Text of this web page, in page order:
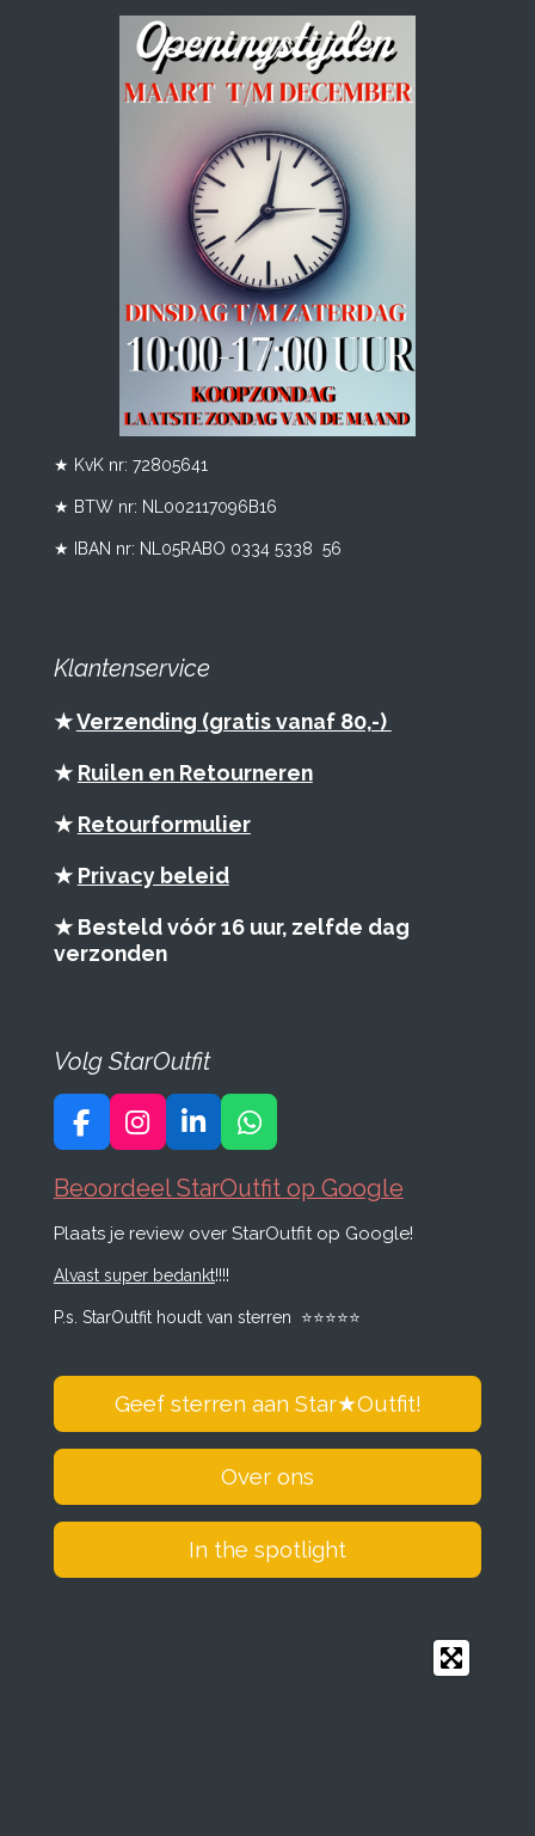
★ KvK nr: 72805641
★ BTW nr: NL002117096B16
★ IBAN nr: NL05RABO 0334 5338 56
Klantenservice
★Verzending (gratis vanaf 80,-)
★ Ruilen en Retourneren
★ Retourformulier
★ Privacy beleid
★ Besteld vóór 16 uur, zelfde dag
verzonden
Volg StarOutfit
F
c
b
o
k
I
s
a
r
a
L
n
e
d
I
n
W
a
s
p
Beoordeel StarOutfit op Google
Plaats je review over StarOutfit op Google!
Alvast super bedankt!!!!
P.s. StarOutfit houdt van sterren ⭐️⭐️⭐️⭐️⭐️
Geef sterren aan Star★Outfit!
Over ons
In the spotlight